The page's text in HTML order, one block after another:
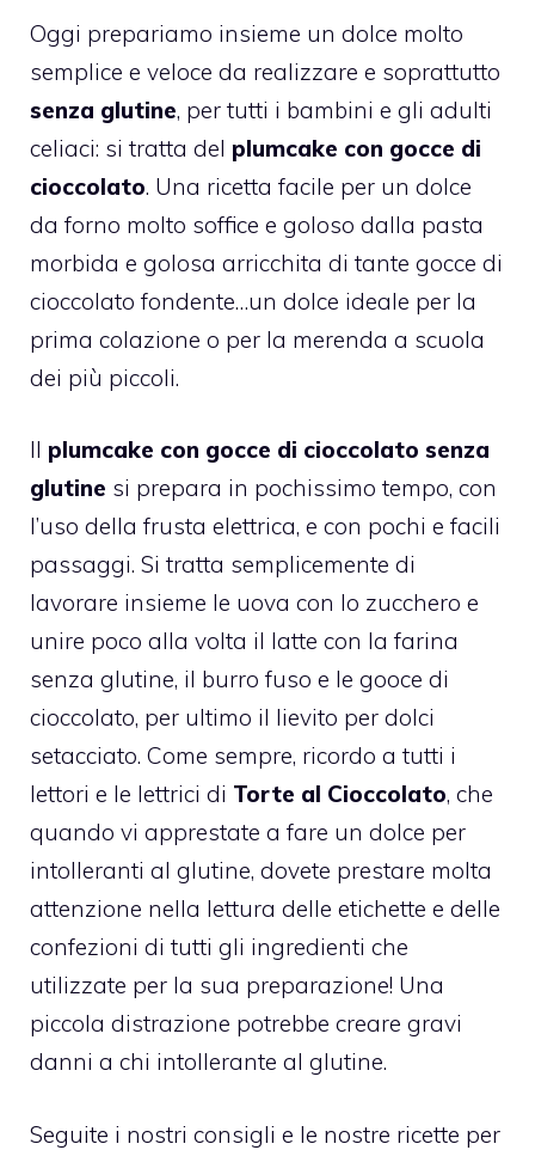
Oggi prepariamo insieme un dolce molto
semplice e veloce da realizzare e soprattutto
senza glutine, per tutti i bambini e gli adulti
celiaci: si tratta del plumcake con gocce di
cioccolato. Una ricetta facile per un dolce
da forno molto soffice e goloso dalla pasta
morbida e golosa arricchita di tante gocce di
cioccolato fondente…un dolce ideale per la
prima colazione o per la merenda a scuola
dei più piccoli.
Il plumcake con gocce di cioccolato senza
glutine si prepara in pochissimo tempo, con
l’uso della frusta elettrica, e con pochi e facili
passaggi. Si tratta semplicemente di
lavorare insieme le uova con lo zucchero e
unire poco alla volta il latte con la farina
senza glutine, il burro fuso e le gooce di
cioccolato, per ultimo il lievito per dolci
setacciato. Come sempre, ricordo a tutti i
lettori e le lettrici di Torte al Cioccolato, che
quando vi apprestate a fare un dolce per
intolleranti al glutine, dovete prestare molta
attenzione nella lettura delle etichette e delle
confezioni di tutti gli ingredienti che
utilizzate per la sua preparazione! Una
piccola distrazione potrebbe creare gravi
danni a chi intollerante al glutine.
Seguite i nostri consigli e le nostre ricette per